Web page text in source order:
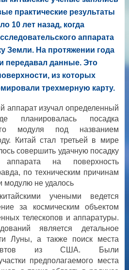
практические результаты
10 лет назад, когда
аппарата
Земли. На протяжении года
передавал данные. Это
из которых
трехмерную карту.
аппарат изучал определенный
планировалась посадка
модуля под названием
Китай стал третьей в мире
совершить удачную посадку
аппарата на поверхность
по техническим причинам
модулю не удалось
учеными ведется
за космическим объектом
телескопов и аппаратуры.
является детальное
Луны, а также поиск места
из США. Были
предполагаемого места